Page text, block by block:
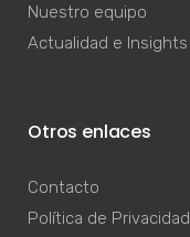
Nuestro equipo
Actualidad e Insights
Otros enlaces
Contacto
Política de Privacidad